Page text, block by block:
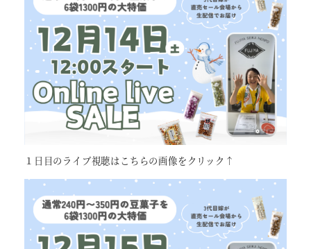
１日目のライブ視聴はこちらの画像をクリック↑